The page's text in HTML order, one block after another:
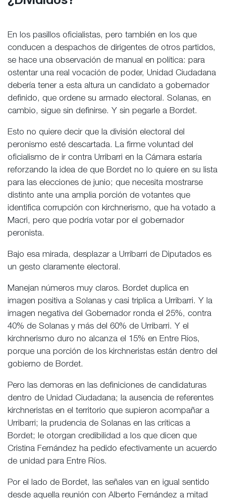
En los pasillos oficialistas, pero también en los que
conducen a despachos de dirigentes de otros partidos,
se hace una observación de manual en política: para
ostentar una real vocación de poder, Unidad Ciudadana
debería tener a esta altura un candidato a gobernador
definido, que ordene su armado electoral. Solanas, en
cambio, sigue sin definirse. Y sin pegarle a Bordet.
Esto no quiere decir que la división electoral del
peronismo esté descartada. La firme voluntad del
oficialismo de ir contra Urribarri en la Cámara estaría
reforzando la idea de que Bordet no lo quiere en su lista
para las elecciones de junio; que necesita mostrarse
distinto ante una amplia porción de votantes que
identifica corrupción con kirchnerismo, que ha votado a
Macri, pero que podría votar por el gobernador
peronista.
Bajo esa mirada, desplazar a Urribarri de Diputados es
un gesto claramente electoral.
Manejan números muy claros. Bordet duplica en
imagen positiva a Solanas y casi triplica a Urribarri. Y la
imagen negativa del Gobernador ronda el 25%, contra
40% de Solanas y más del 60% de Urribarri. Y el
kirchnerismo duro no alcanza el 15% en Entre Ríos,
porque una porción de los kirchneristas están dentro del
gobierno de Bordet.
Pero las demoras en las definiciones de candidaturas
dentro de Unidad Ciudadana; la ausencia de referentes
kirchneristas en el territorio que supieron acompañar a
Urribarri; la prudencia de Solanas en las críticas a
Bordet; le otorgan credibilidad a los que dicen que
Cristina Fernández ha pedido efectivamente un acuerdo
de unidad para Entre Ríos.
Por el lado de Bordet, las señales van en igual sentido
desde aquella reunión con Alberto Fernández a mitad